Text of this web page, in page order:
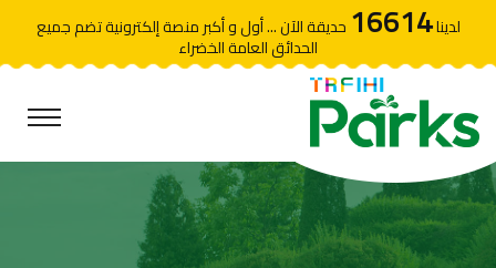
لدينا16614 حديقة الآن ... أول و أكبر منصة إلكترونية تضم جميع
الحدائق العامة الخضراء